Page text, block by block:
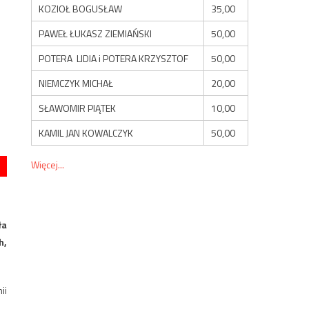
KOZIOŁ BOGUSŁAW
35,00
PAWEŁ ŁUKASZ ZIEMIAŃSKI
50,00
POTERA LIDIA i POTERA KRZYSZTOF
50,00
NIEMCZYK MICHAŁ
20,00
SŁAWOMIR PIĄTEK
10,00
KAMIL JAN KOWALCZYK
50,00
Więcej...